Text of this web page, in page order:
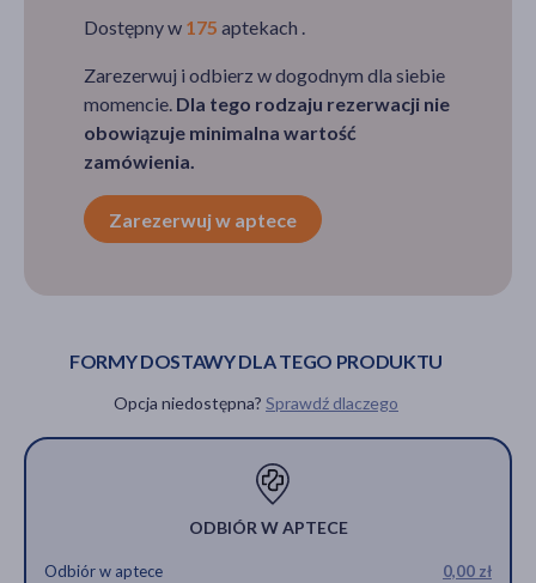
Dostępny w 175 aptekach .
Zarezerwuj i odbierz w dogodnym dla siebie
momencie. Dla tego rodzaju rezerwacji nie
obowiązuje minimalna wartość
zamówienia.
Zarezerwuj w aptece
FORMY DOSTAWY DLA TEGO PRODUKTU
Opcja niedostępna? Sprawdź dlaczego
ODBIÓR W APTECE
Odbiór w aptece 0,00 zł